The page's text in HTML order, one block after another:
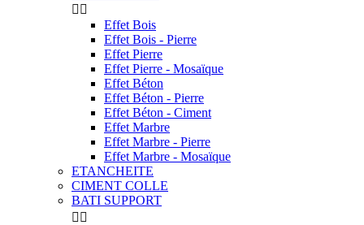
 
Effet Bois
Effet Bois - Pierre
Effet Pierre
Effet Pierre - Mosaïque
Effet Béton
Effet Béton - Pierre
Effet Béton - Ciment
Effet Marbre
Effet Marbre - Pierre
Effet Marbre - Mosaïque
ETANCHEITE
CIMENT COLLE
BATI SUPPORT
 